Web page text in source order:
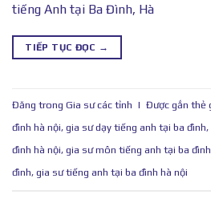
tiếng Anh tại Ba Đình, Hà
TIẾP TỤC ĐỌC →
Đăng trong Gia sư các tỉnh | Được gắn thẻ
đình hà nội, gia sư dạy tiếng anh tại ba đình,
đình hà nội, gia sư môn tiếng anh tại ba
đình, gia sư tiếng anh tại ba đình hà nội